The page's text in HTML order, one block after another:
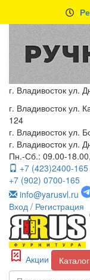
г. Владивосток ул.
г. Владивосток ул.
124
г. Владивосток ул.
г. Владивосток ул.
Пн.-Сб.: 09.00-
+7 (423)2400-165
+7 (902) 0700-165
info@yarusvl.ru
Вход / Регистрация
Акции Каталог